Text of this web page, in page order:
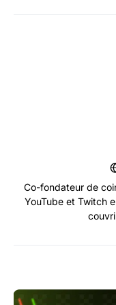
Co-fondateur de
YouTube et Twitch